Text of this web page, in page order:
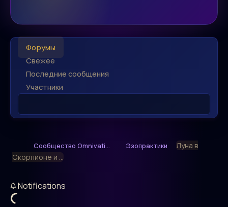
Форумы
Свежее
Последние сообщения
Участники
Сообщество Omnivati... Эзопрактики
Луна в
Скорпионе и ...
Notifications